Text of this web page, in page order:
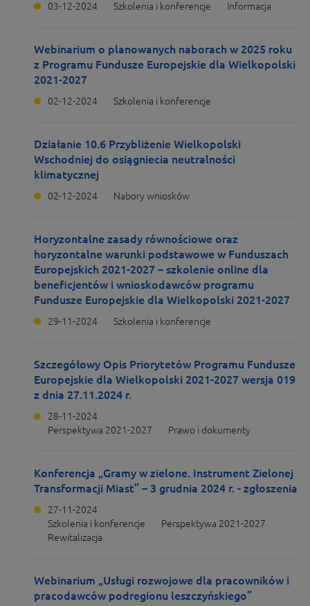
03-12-2024 Szkolenia i konferencje Informacja
Webinarium o planowanych naborach w 2025 roku
z Programu Fundusze Europejskie dla Wielkopolski
2021-2027
02-12-2024 Szkolenia i konferencje
Działanie 10.6 Przybliżenie Wielkopolski
Wschodniej do osiągniecia neutralności
klimatycznej
02-12-2024 Nabory wniosków
Horyzontalne zasady równościowe oraz
horyzontalne warunki podstawowe w Funduszach
Europejskich 2021-2027 – szkolenie online dla
beneficjentów i wnioskodawców programu
Fundusze Europejskie dla Wielkopolski 2021-2027
29-11-2024 Szkolenia i konferencje
Szczegółowy Opis Priorytetów Programu Fundusze
Europejskie dla Wielkopolski 2021-2027 wersja 019
z dnia 27.11.2024 r.
28-11-2024
Perspektywa 2021-2027
Prawo i dokumenty
Konferencja „Gramy w zielone. Instrument Zielonej
Transformacji Miast” – 3 grudnia 2024 r. - zgłoszenia
27-11-2024
Szkolenia i konferencje
Perspektywa 2021-2027
Rewitalizacja
Webinarium „Usługi rozwojowe dla pracowników i
pracodawców podregionu leszczyńskiego”